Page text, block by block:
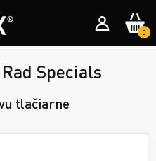
0
Specials
tlačiarne